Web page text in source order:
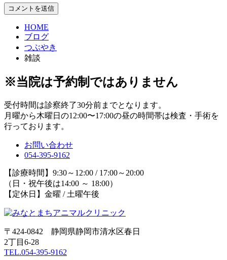
HOME
ブログ
つぶやき
雑談
※当院は予約制ではありません
受付時間は診察終了30分前までとなります。
月曜から木曜日の12:00〜17:00の昼の時間帯は検査・手術を
行っております。
お問い合わせ
054-395-9162
【診療時間】9:30～12:00 / 17:00～20:00
（日・祝午後は14:00 ～ 18:00）
【定休日】金曜 / 土曜午後
〒424-0842 静岡県静岡市清水区春日
2丁目6-28
TEL.054-395-9162